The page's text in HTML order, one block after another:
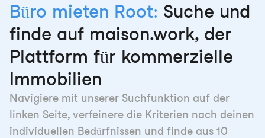
Büro mieten Root: Suche und
finde auf maison.work, der
Plattform für kommerzielle
Immobilien
Navigiere mit unserer Suchfunktion auf der
linken Seite, verfeinere die Kriterien nach deinen
individuellen Bedürfnissen und finde aus 10